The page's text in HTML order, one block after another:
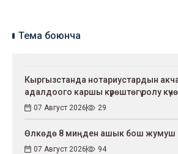
Тема боюнча
Кыргызстанда нотариустардын
адалдоого каршы күрөштөгү ролу
07 Август 2026 29
Өлкөдө 8 миңден ашык бош жумуш
07 Август 2026 94